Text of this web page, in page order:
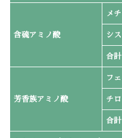
含硫アミノ酸
メ
シ
合計
芳香族アミノ酸
フ
チ
合計